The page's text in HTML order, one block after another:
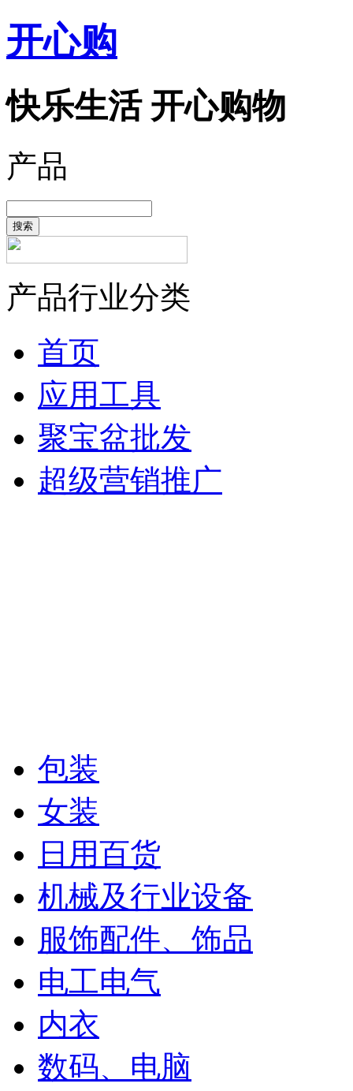
开心购
快乐生活 开心购物
产品
搜索
产品行业分类
首页
应用工具
聚宝盆批发
超级营销推广
包装
女装
日用百货
机械及行业设备
服饰配件、饰品
电工电气
内衣
数码、电脑